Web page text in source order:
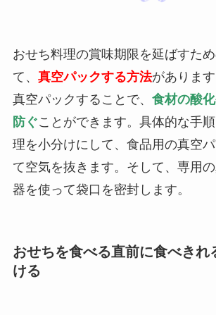
おせち料理の賞味期限を延ばすた
て、 真空パックする方法があります
真空パックすることで、 食材の酸
防ぐことができます。具体的な手
理を小分けにして、食品用の真空
て空気を抜きます。そして、専用
器を使って袋口を密封します。
おせちを食べる直前に食べきれ
ける